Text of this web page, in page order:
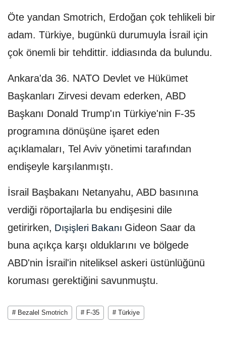
Öte yandan Smotrich, Erdoğan çok tehlikeli bir
adam. Türkiye, bugünkü durumuyla İsrail için
çok önemli bir tehdittir. iddiasında da bulundu.
Ankara'da 36.⁠ ⁠NATO Devlet ve Hükümet
Başkanları Zirvesi devam ederken, ABD
Başkanı Donald Trump'ın Türkiye'nin F-35
programına dönüşüne işaret eden
açıklamaları, Tel Aviv yönetimi tarafından
endişeyle karşılanmıştı.
İsrail Başbakanı Netanyahu, ABD basınına
verdiği röportajlarla bu endişesini dile
getirirken, Dışişleri Bakanı Gideon Saar da
buna açıkça karşı olduklarını ve bölgede
ABD'nin İsrail'in niteliksel askeri üstünlüğünü
koruması gerektiğini savunmuştu.
# Bezalel Smotrich # F-35 # Türkiye